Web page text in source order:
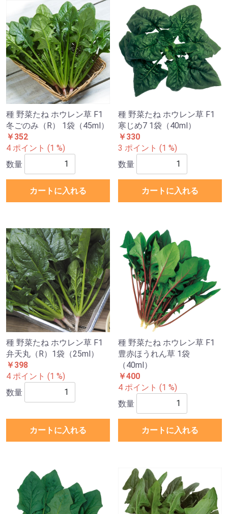
種 野菜たね ホウレン草 F1
冬ごのみ（R） 1袋（45ml）
￥352
4 ポイント (1 %)
数量
カートに入れる
種 野菜たね ホウレン草 F1
寒じめ7 1袋（40ml）
￥330
3 ポイント (1 %)
数量
カートに入れる
種 野菜たね ホウレン草 F1
弁天丸（R）1袋（25ml）
￥398
4 ポイント (1 %)
数量
カートに入れる
種 野菜たね ホウレン草 F1
豊赤ほうれん草 1袋
（40ml）
￥400
4 ポイント (1 %)
数量
カートに入れる